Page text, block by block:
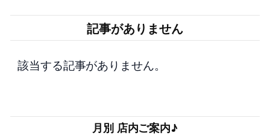
記事がありません
該当する記事がありません。
月別 店内ご案内♪